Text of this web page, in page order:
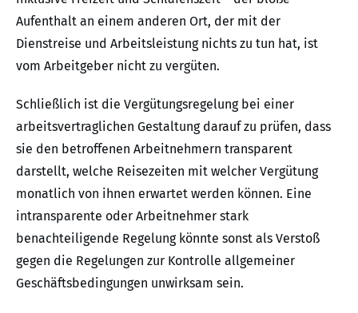
Aufenthalt an einem anderen Ort, der mit der
Dienstreise und Arbeitsleistung nichts zu tun hat, ist
vom Arbeitgeber nicht zu vergüten.
Schließlich ist die Vergütungsregelung bei einer
arbeitsvertraglichen Gestaltung darauf zu prüfen, dass
sie den betroffenen Arbeitnehmern transparent
darstellt, welche Reisezeiten mit welcher Vergütung
monatlich von ihnen erwartet werden können. Eine
intransparente oder Arbeitnehmer stark
benachteiligende Regelung könnte sonst als Verstoß
gegen die Regelungen zur Kontrolle allgemeiner
Geschäftsbedingungen unwirksam sein.